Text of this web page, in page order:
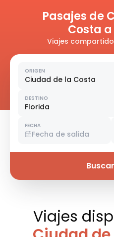
Pasajes de
Costa
Viajes
ORIGEN
Ciudad de la Costa
DESTINO
Florida
FECHA
Fecha de salida
Viajes